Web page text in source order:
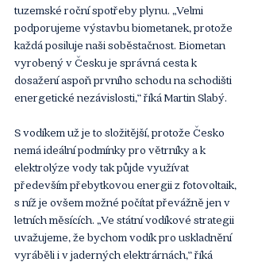
tuzemské roční spotřeby plynu. „Velmi
podporujeme výstavbu biometanek, protože
každá posiluje naši soběstačnost. Biometan
vyrobený v Česku je správná cesta k
dosažení aspoň prvního schodu na schodišti
energetické nezávislosti,“ říká Martin Slabý.
S vodíkem už je to složitější, protože Česko
nemá ideální podmínky pro větrníky a k
elektrolýze vody tak půjde využívat
především přebytkovou energii z fotovoltaik,
s níž je ovšem možné počítat převážně jen v
letních měsících. „Ve státní vodíkové strategii
uvažujeme, že bychom vodík pro uskladnění
vyráběli i v jaderných elektrárnách,“ říká